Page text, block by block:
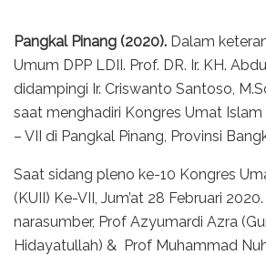
Pangkal Pinang (2020). Dalam
Umum DPP LDII. Prof. DR. Ir. KH.
didampingi Ir. Criswanto Santoso,
saat menghadiri Kongres Umat Islam
– VII di Pangkal Pinang, Provinsi
Saat sidang pleno ke-10 Kongres
(KUII) Ke-VII, Jum’at 28 Februari
narasumber, Prof Azyumardi Azra
Hidayatullah) & Prof Muhammad